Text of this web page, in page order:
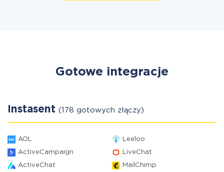
Gotowe integracje
Instasent (178 gotowych złączy)
AOL Leeloo
ActiveCampaign LiveChat
ActiveChat MailChimp